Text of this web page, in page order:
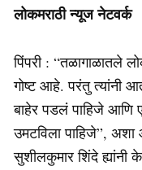
लोकमराठी न्यूज नेटवर्क
पिंपरी : “तळागाळातले
गोष्ट आहे. परंतु त्यांनी
बाहेर पडलं पाहिजे आणि
उमटविला पाहिजे”,
सुशीलकुमार शिंदे ह्यांनी